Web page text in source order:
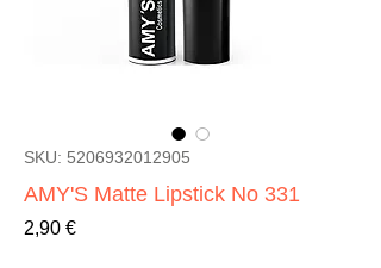
SKU: 5206932012905
AMY'S Matte Lipstick No 331
2,90 €Τιμή